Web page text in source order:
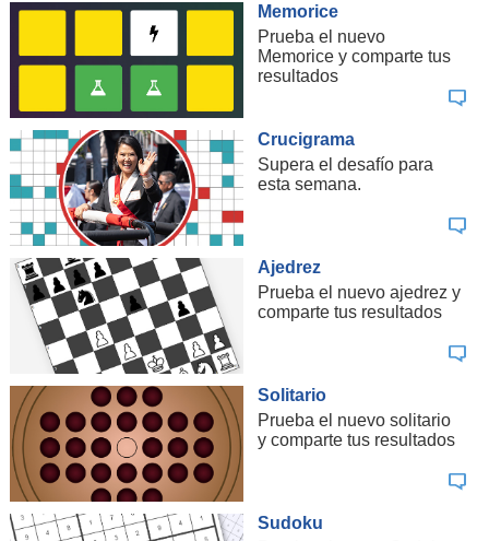
Memorice
Prueba el nuevo
Memorice y comparte tus
resultados
Crucigrama
Supera el desafío para
esta semana.
Ajedrez
Prueba el nuevo ajedrez y
comparte tus resultados
Solitario
Prueba el nuevo solitario
y comparte tus resultados
Sudoku